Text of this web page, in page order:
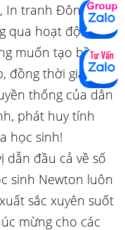
In tranh Đông Hồ,
qua hoạt động,
muốn tạo bầu
đồng thời giáo
thống của dân
phát huy tính
học sinh!
dẫn đầu cả về số
sinh Newton luôn
sắc xuyên suốt
mừng cho các